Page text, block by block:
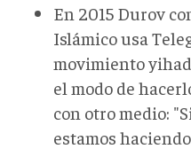
En 2015 Durov
Islámico usa
movimiento
el modo de
con otro medio:
estamos